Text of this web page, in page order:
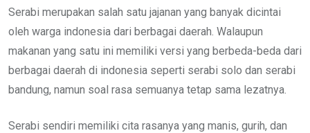
Serabi merupakan salah satu jajanan yang banyak dicintai
oleh warga indonesia dari berbagai daerah. Walaupun
makanan yang satu ini memiliki versi yang berbeda-beda dari
berbagai daerah di indonesia seperti serabi solo dan serabi
bandung, namun soal rasa semuanya tetap sama lezatnya.
Serabi sendiri memiliki cita rasanya yang manis, gurih, dan